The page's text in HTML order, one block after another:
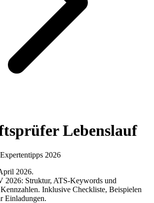
Lebenslauf
2026
2026.
2026: Struktur, ATS-Keywords und
Inklusive Checkliste, Beispielen
Einladungen.